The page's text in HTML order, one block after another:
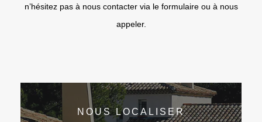
n’hésitez pas à nous contacter via le formulaire ou à nous
appeler.
NOUS LOCALISER